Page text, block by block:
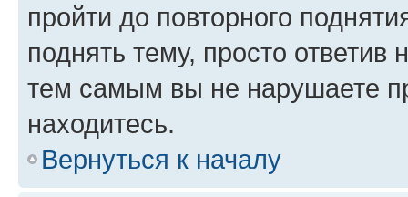
пройти до повторного
поднять тему, просто ответив
тем самым вы не нарушаете
находитесь.
Вернуться к началу